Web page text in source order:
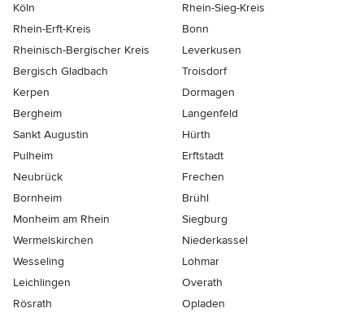
Köln
Rhein-Sieg-Kreis
Rhein-Erft-Kreis
Bonn
Rheinisch-Bergischer Kreis
Leverkusen
Bergisch Gladbach
Troisdorf
Kerpen
Dormagen
Bergheim
Langenfeld
Sankt Augustin
Hürth
Pulheim
Erftstadt
Neubrück
Frechen
Bornheim
Brühl
Monheim am Rhein
Siegburg
Wermelskirchen
Niederkassel
Wesseling
Lohmar
Leichlingen
Overath
Rösrath
Opladen